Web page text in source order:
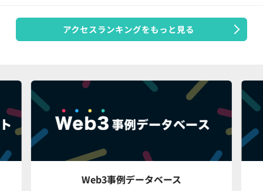
アクセスランキングをもっと見る
Web3事例データベース